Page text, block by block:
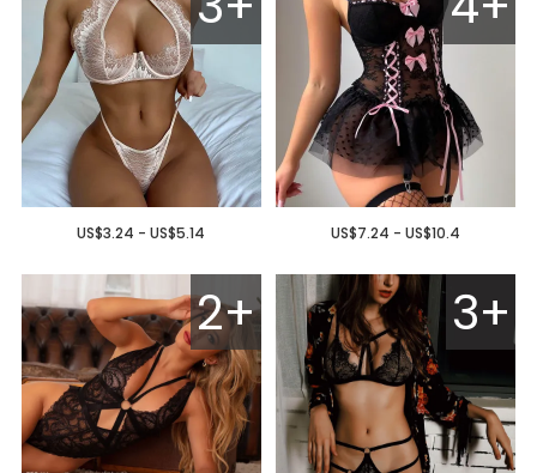
US$7.24 - US$10.4
US$3.24 - US$5.14
3+
2+